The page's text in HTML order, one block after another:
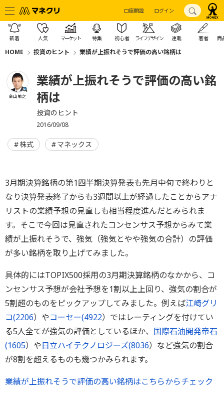
口座開設 ログイン
新着 人気 マーケット 特集 初心者 ライフデザイン 連載 著者 商
HOME 投資のヒント 業績が上振れそうで評価の高い銘柄は
金山 敏之
業績が上振れそうで評価の高い銘
柄は
投資のヒント
2016/09/08
株式 マネックス
3月期決算銘柄の第1四半期決算発表も先月中旬で終わりと
なり決算発表終了からも3週間以上が経過したことからアナ
リストの業績予想の見直しも相当程度進んだとみられま
す。そこで今回は見直されたコンセンサス予想からみて業
績が上振れそうで、強気（強気とやや強気の合計）の評価
が多い銘柄を取り上げてみました。
具体的にはTOPIX500採用の3月期決算銘柄のなかから、コ
ンセンサス予想が会社予想を1割以上上回り、強気の割合が
5割超のものをピックアップしてみました。例えば江崎グリ
コ(2206）やコーセー(4922）ではレーティングを付けてい
る5人全てが強気の評価としているほか、 国際石油開発帝石
(1605）や日立ハイテクノロジーズ(8036）など強気の割合
が8割を超えるものも幾つかみられます。
業績が上振れそうで評価の高い銘柄はこちらからチェック